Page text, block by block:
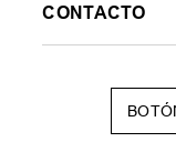
CONTACTO